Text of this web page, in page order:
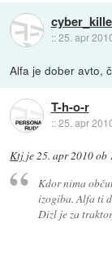
::25. apr
Alfa je dober avto,
T-h-o-r
::25. apr
Ktj je25. apr 2010 ob
Kdor nima
izogiba. Alfa ti
Dizl je za